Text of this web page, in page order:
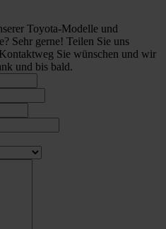
Toyota-Modelle und
Sehr gerne! Teilen Sie uns
Sie wünschen und wir
und bis bald.